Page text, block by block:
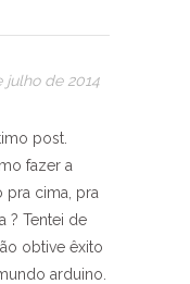
julho de 2014
post.
fazer a
pra cima, pra
? Tentei de
obtive êxito
arduino.